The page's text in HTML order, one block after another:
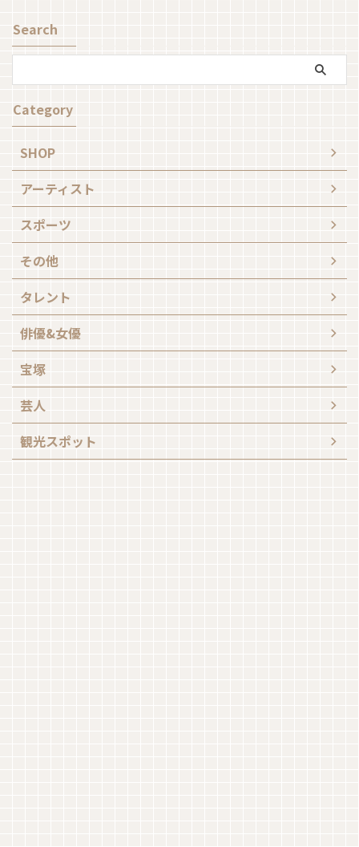
Search
Category
SHOP
アーティスト
スポーツ
その他
タレント
俳優&女優
宝塚
芸人
観光スポット